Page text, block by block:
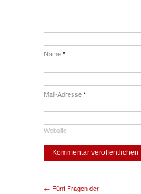
Name *
Mail-Adresse *
Website
← Fünf Fragen der